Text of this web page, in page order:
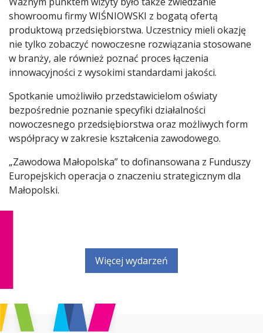
showroomu firmy WIŚNIOWSKI z bogatą ofertą
produktową przedsiębiorstwa. Uczestnicy mieli okazję
nie tylko zobaczyć nowoczesne rozwiązania stosowane
w branży, ale również poznać proces łączenia
innowacyjności z wysokimi standardami jakości.
Spotkanie umożliwiło przedstawicielom oświaty
bezpośrednie poznanie specyfiki działalności
nowoczesnego przedsiębiorstwa oraz możliwych form
współpracy w zakresie kształcenia zawodowego.
„Zawodowa Małopolska” to dofinansowana z Funduszy
Europejskich operacja o znaczeniu strategicznym dla
Małopolski.
Więcej wydarzeń